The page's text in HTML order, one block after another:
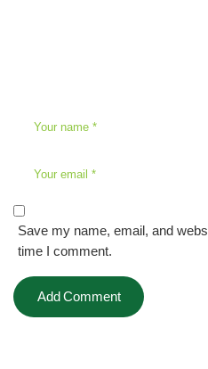
Save my name, email, and
time I comment.